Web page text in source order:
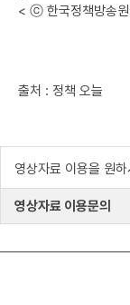
< ⓒ 한국정책방송
출처 : 정책 오늘
영상자료 이용을 원
영상자료 이용문의